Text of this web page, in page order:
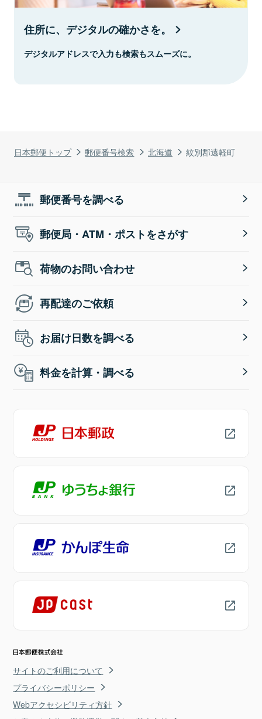
日本郵便トップ 郵便番号検索 北海道 紋別郡遠軽町
住所に、デジタルの確かさを。
デジタルアドレスで入力も検索もスムーズに。
郵便番号を調べる
郵便局・ATM・ポストをさがす
荷物のお問い合わせ
再配達のご依頼
お届け日数を調べる
料金を計算・調べる
サイトのご利用について
プライバシーポリシー
Webアクセシビリティ方針